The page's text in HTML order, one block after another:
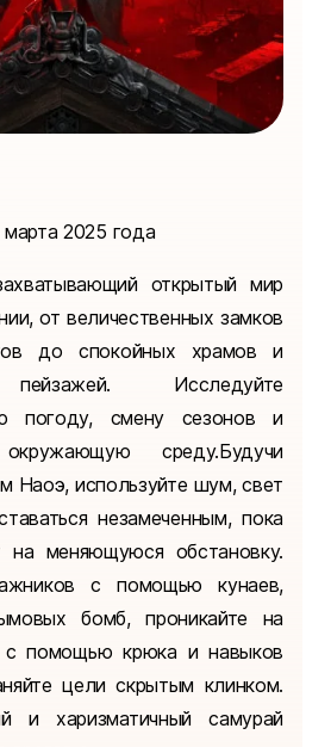
марта 2025 года
открытый мир
от величественных замков
до спокойных храмов и
Исследуйте
погоду, смену сезонов и
среду.Будучи
Наоэ, используйте шум, свет
незамеченным, пока
на меняющуюся обстановку.
с помощью кунаев,
бомб, проникайте на
с помощью крюка и навыков
цели скрытым клинком.
и харизматичный самурай